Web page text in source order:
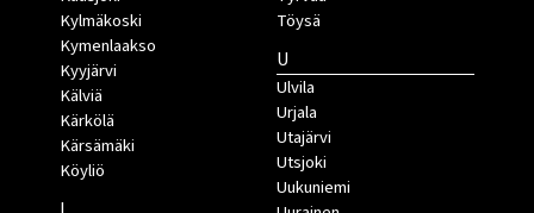
Kylmäkoski
Kymenlaakso
Kyyjärvi
Kälviä
Kärkölä
Kärsämäki
Köyliö
Töysä
U
Ulvila
Urjala
Utajärvi
Utsjoki
Uukuniemi